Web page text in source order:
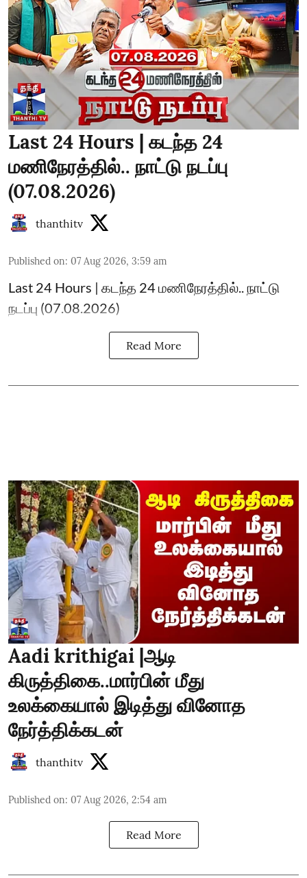
Last 24 Hours | கடந்த 24
மணிநேரத்தில்.. நாட்டு நடப்பு
(07.08.2026)
thanthitv
Published on: 07 Aug 2026, 3:59 am
Last 24 Hours | கடந்த 24 மணிநேரத்தில்.. நாட்டு
நடப்பு (07.08.2026)
Read More
Aadi krithigai |ஆடி
கிருத்திகை..மார்பின் மீது
உலக்கையால் இடித்து வினோத
நேர்த்திக்கடன்
thanthitv
Published on: 07 Aug 2026, 2:54 am
Read More